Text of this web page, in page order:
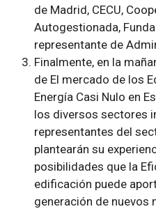
de Madrid, CECU,
Autogestionada,
representante de
Finalmente, en la
de El mercado de los
Energía Casi Nulo en
los diversos sectores
representantes del
plantearán su
posibilidades que la
edificación puede
generación de nuevos